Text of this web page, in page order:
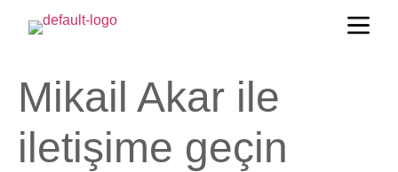
Mikail Akar ile
iletişime geçin